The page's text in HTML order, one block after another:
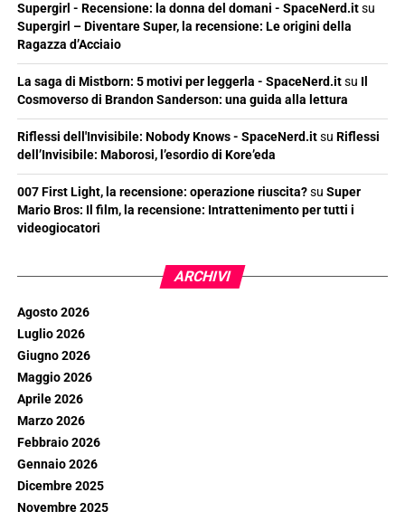
Supergirl - Recensione: la donna del domani - SpaceNerd.itsu
Supergirl – Diventare Super, la recensione: Le origini della
Ragazza d’Acciaio
La saga di Mistborn: 5 motivi per leggerla - SpaceNerd.itsu Il
Cosmoverso di Brandon Sanderson: una guida alla lettura
Riflessi dell'Invisibile: Nobody Knows - SpaceNerd.itsu Riflessi
dell’Invisibile: Maborosi, l’esordio di Kore’eda
007 First Light, la recensione: operazione riuscita?su Super
Mario Bros: Il film, la recensione: Intrattenimento per tutti i
videogiocatori
ARCHIVI
Agosto 2026
Luglio 2026
Giugno 2026
Maggio 2026
Aprile 2026
Marzo 2026
Febbraio 2026
Gennaio 2026
Dicembre 2025
Novembre 2025